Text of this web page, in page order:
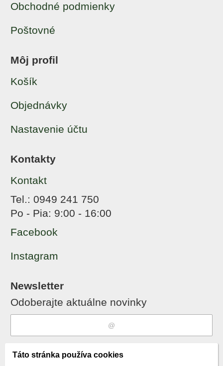
Obchodné podmienky
Poštovné
Môj profil
Košík
Objednávky
Nastavenie účtu
Kontakty
Kontakt
Tel.: 0949 241 750
Po - Pia: 9:00 - 16:00
Facebook
Instagram
Newsletter
Odoberajte aktuálne novinky
Táto stránka používa cookies